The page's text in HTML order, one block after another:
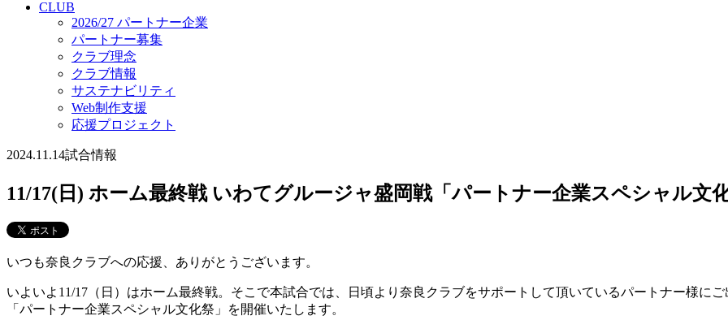
CLUB
2026/27 パートナー企業
パートナー募集
クラブ理念
クラブ情報
サステナビリティ
Web制作支援
応援プロジェクト
2024.11.14試合情報
11/17(日) ホーム最終戦 いわてグルージャ盛岡戦「パートナー企業スペシャル文
いつも奈良クラブへの応援、ありがとうございます。
いよいよ11/17（日）はホーム最終戦。そこで本試合では、日頃より奈良クラブをサポートして頂いているパートナー様に
「パートナー企業スペシャル文化祭」を開催いたします。